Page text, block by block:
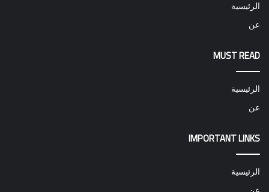
الرئيسية
عن
MUST READ
الرئيسية
عن
IMPORTANT LINKS
الرئيسية